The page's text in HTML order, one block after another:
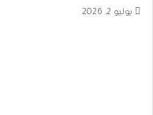
يوليو 2, 2026